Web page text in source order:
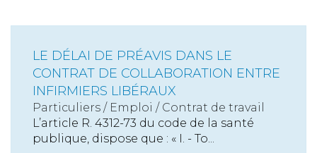
LE DÉLAI DE PRÉAVIS DANS LE
CONTRAT DE COLLABORATION ENTRE
INFIRMIERS LIBÉRAUX
Particuliers / Emploi / Contrat de travail
L’article R. 4312-73 du code de la santé
publique, dispose que : « I. - To...